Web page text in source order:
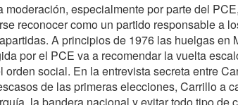
especialmente por parte del
reconocer como un partido responsable a
A principios de 1976 las huelgas en
por el PCE va a recomendar la vuelta
social. En la entrevista secreta entre
de las primeras elecciones, Carrillo a